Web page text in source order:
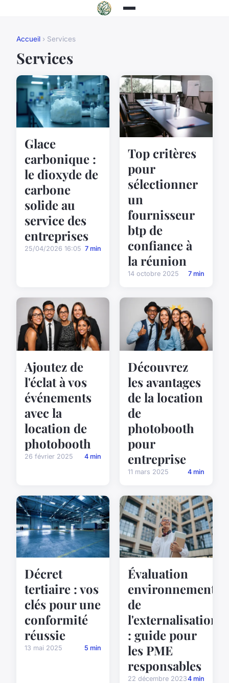
Accueil › Services
Services
Glace
carbonique :
le dioxyde de
carbone
solide au
service des
entreprises
25/04/2026 16:05 7 min
Top critères
pour
sélectionner
un
fournisseur
btp de
confiance à
la réunion
14 octobre 2025 7 min
Ajoutez de
l'éclat à vos
événements
avec la
location de
photobooth
26 février 2025 4 min
Découvrez
les avantages
de la location
de
photobooth
pour
entreprise
11 mars 2025 4 min
Décret
tertiaire : vos
clés pour une
conformité
réussie
13 mai 2025 5 min
Évaluation
de
l'externalisation
: guide pour
les PME
responsables
22 décembre 20234 min